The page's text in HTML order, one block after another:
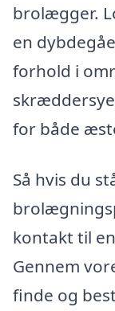
brolægger.
en
forhold i
for både
Så hvis du
kontakt til
Gennem
finde og